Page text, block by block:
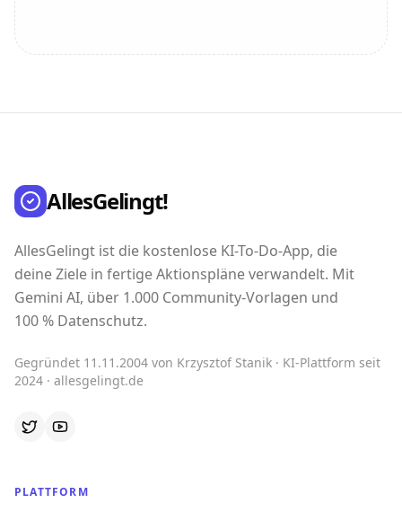
AllesGelingt!
AllesGelingt ist die kostenlose KI-To-Do-App, die
deine Ziele in fertige Aktionspläne verwandelt. Mit
Gemini AI, über 1.000 Community-Vorlagen und
100 % Datenschutz.
Gegründet 11.11.2004 von Krzysztof Stanik · KI-Plattform seit
2024 · allesgelingt.de
PLATTFORM